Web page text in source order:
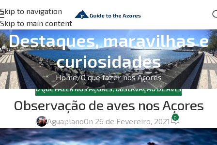
Skip to navigation
Skip to main content
Destaques, maravilhas e
curiosidades
Home O que fazer nos Açores
O QUE FAZER NOS AÇORES,OBSERVAÇÃO DE AVES
Observação de aves nos Açores
AguaplanoOn 26 de Fevereiro, 2021 0